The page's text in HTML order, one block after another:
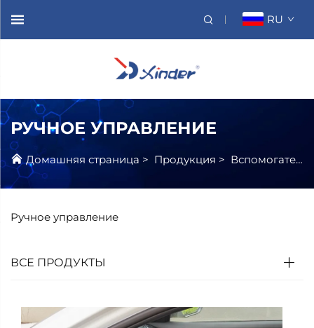
RU
РУЧНОЕ УПРАВЛЕНИЕ
Домашняя страница > Продукция > Вспомогательные Устройства Для Вождения
Ручное управление
ВСЕ ПРОДУКТЫ